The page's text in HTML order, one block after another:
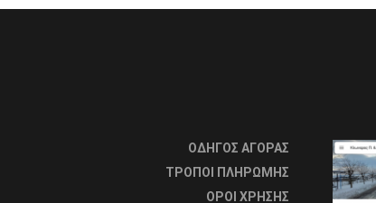
ΟΔΗΓΟΣ ΑΓΟΡΑΣ
ΤΡΟΠΟΙ ΠΛΗΡΩΜΗΣ
OΡΟΙ ΧΡΗΣΗΣ